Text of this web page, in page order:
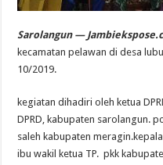
Sarolangun —
kecamatan pelawan di desa
10/2019.
kegiatan dihadiri oleh ketua
DPRD, kabupaten sarolangun.
saleh kabupaten
ibu wakil ketua TP. pkk